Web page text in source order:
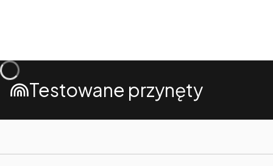
Testowane przynęty